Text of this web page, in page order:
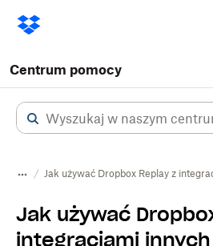
Centrum pomocy
Jak używać Dropbox Replay z
Jak używać
integracjami